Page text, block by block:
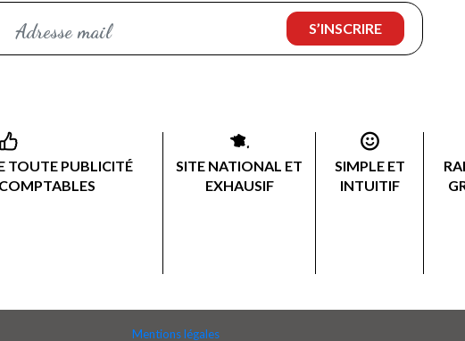
TOUTE PUBLICITÉ
SITE NATIONAL ET
EXHAUSIF
SIMPLE ET
INTUITIF
Mentions légales